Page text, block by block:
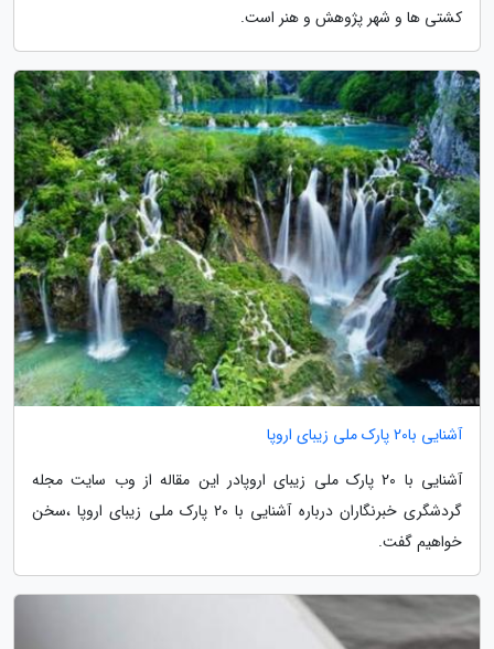
کشتی ها و شهر پژوهش و هنر است.
آشنایی با20 پارک ملی زیبای اروپا
آشنایی با 20 پارک ملی زیبای اروپادر این مقاله از وب سایت مجله
گردشگری خبرنگاران درباره آشنایی با 20 پارک ملی زیبای اروپا ،سخن
خواهیم گفت.